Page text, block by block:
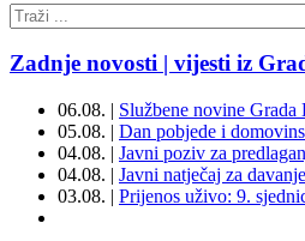
Zadnje novosti | vijesti iz
06.08. | Službene novine Grada
05.08. | Dan pobjede i
04.08. | Javni poziv za
04.08. | Javni natječaj za
03.08. | Prijenos uživo: 9.